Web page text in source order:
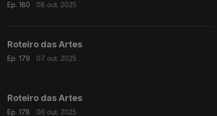
Ep. 180 08 out. 2025
Roteiro das Artes
Ep. 179 07 out. 2025
Roteiro das Artes
Ep. 178 06 out. 2025